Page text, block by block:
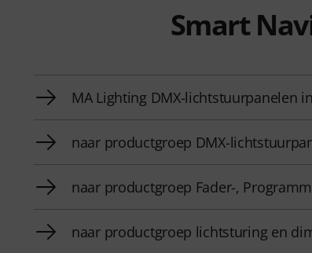
Smart
MA Lighting DMX-lichtstuurpanelen
naar productgroep DMX-
naar productgroep Fader-,
naar productgroep lichtsturing en